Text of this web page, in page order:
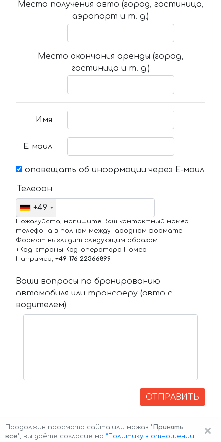
Место получения авто (город, гостиница,
аэропорт и т. д.)
Место окончания аренды (город,
гостиница и т. д.)
Имя
Е-маил
оповещать об информации через Е-маил
Телефон
+49
Пожалуйста, напишите Ваш контактный номер
телефона в полном международном формате.
Формат выглядит следующим образом:
+Код_страны Код_оператора Номер
Например, +49 176 22366899
Ваши вопросы по бронированию
автомобиля или трансферу (авто с
водителем)
ОТПРАВИТЬ
×
Продолжив просмотр сайта или нажав "Принять
все", вы даёте согласие на ”Политику в отношении